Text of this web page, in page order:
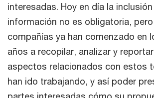
interesadas. Hoy en día la
información no es obligatoria,
compañías ya han comenzado en
años a recopilar, analizar y
aspectos relacionados con estos
han ido trabajando, y así poder